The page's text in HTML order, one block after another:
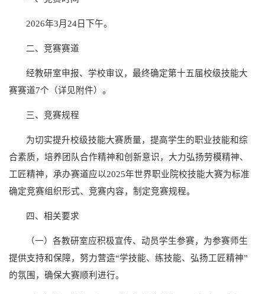
2026年3月24日下午。
二、竞赛赛道
经教研室申报、学校审议，最终确定第十五届校级技能大
赛赛道7个（详见附件）。
三、竞赛规程
为切实提升校级技能大赛质量，提高学生的职业技能和综
合素质，培养团队合作精神和创新意识，大力弘扬劳模精神、
工匠精神，承办赛道应以2025年世界职业院校技能大赛为标准
确定竞赛组织形式、竞赛内容，制定竞赛规程。
四、相关要求
（一）各教研室应积极宣传、动员学生参赛，为参赛师生
提供支持和保障，努力营造“学技能、练技能、弘扬工匠精神”
的氛围，确保大赛顺利进行。